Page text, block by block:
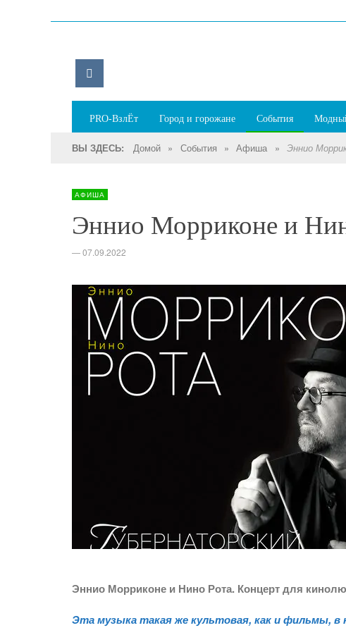
PRO-ВзлЁт Город и горожане События
ВЫ ЗДЕСЬ: Домой » События » Афиша » Эннио
АФИША
Эннио Морриконе и
—07.09.2022
Эннио Морриконе и Нино Рота. Концерт для
Эта музыка такая же культовая, как и фильмы, в